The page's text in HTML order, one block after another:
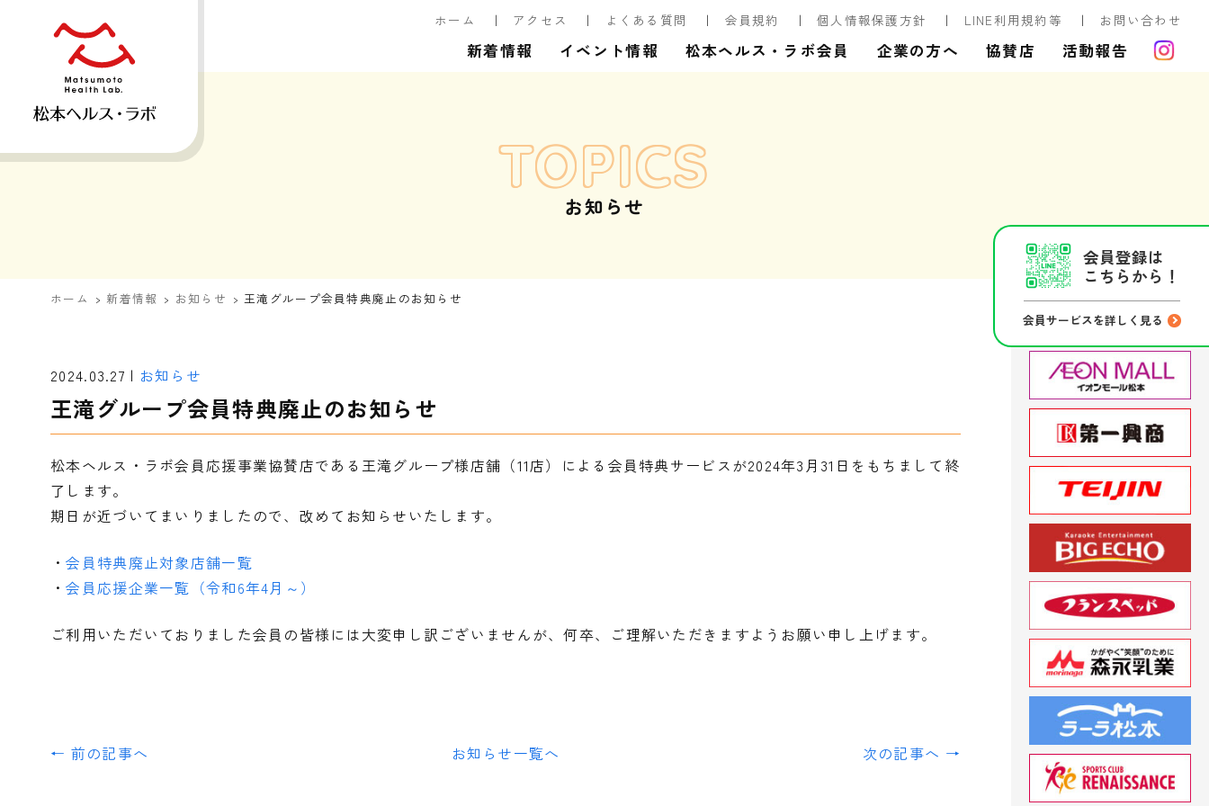
ホーム アクセス よくある質問 会員規約 個人情報保護方針 LINE利用規約等 お問い合わせ
新着情報 イベント情報 松本ヘルス・ラボ会員 企業の方へ 協賛店 活動報告
TOPICS
お知らせ
ホーム 新着情報 お知らせ 王滝グループ会員特典廃止のお知らせ
2024.03.27 | お知らせ
王滝グループ会員特典廃止のお知らせ
松本ヘルス・ラボ会員応援事業協賛店である王滝グループ様店舗（11店）による会員特典サービスが2024年3月31日をもちまして終
了します。
期日が近づいてまいりましたので、改めてお知らせいたします。
・会員特典廃止対象店舗一覧
・会員応援企業一覧（令和6年4月～）
ご利用いただいておりました会員の皆様には大変申し訳ございませんが、何卒、ご理解いただきますようお願い申し上げます。
← 前の記事へ お知らせ一覧へ 次の記事へ →
会員登録は
こちらから！
会員サービスを詳しく見る